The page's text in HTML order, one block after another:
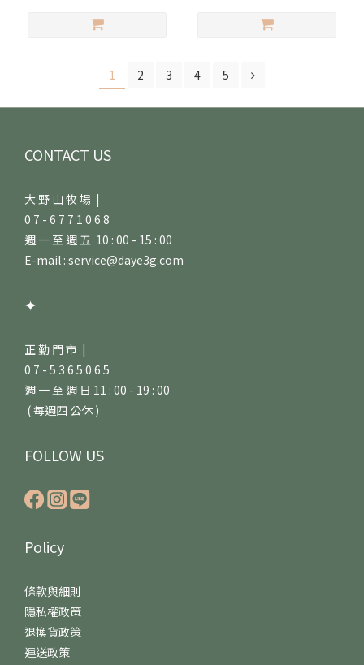
1 2 3 4 5
CONTACT US
大 野 山 牧 場 |
0 7 - 6 7 7 1 0 6 8
週 一 至 週 五 10 : 00 - 15 : 00
E-mail : service@daye3g.com
✦
正 勤 門 市 |
0 7 - 5 3 6 5 0 6 5
週 一 至 週 日 11 : 00 - 19 : 00
( 每週四 公休 )
FOLLOW US
Policy
條款與細則
隱私權政策
退換貨政策
運送政策